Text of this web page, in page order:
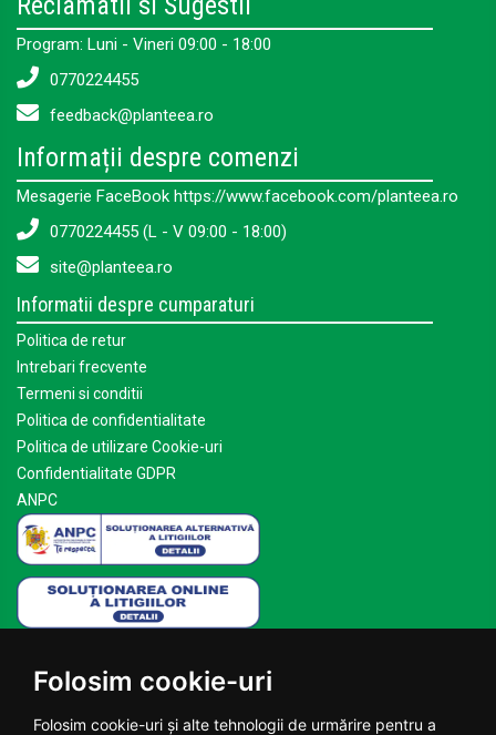
Folosim cookie-uri
Folosim cookie-uri și alte tehnologii de urmărire pentru a
Program: Luni - Vineri 09:00 - 18:00
0770224455
feedback@planteea.ro
Informații despre comenzi
Mesagerie FaceBook https://www.facebook.com/planteea.ro
0770224455 (L - V 09:00 - 18:00)
site@planteea.ro
Informatii despre cumparaturi
Politica de retur
Intrebari frecvente
Termeni si conditii
Politica de confidentialitate
Politica de utilizare Cookie-uri
Confidentialitate GDPR
ANPC
Acasa
Despre noi